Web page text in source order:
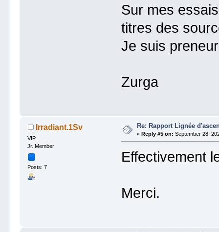
Sur mes
titres des
Je suis
Zurga
Irradiant.1Sv
VIP
Jr. Member
Posts: 7
Re: Rapport Lignée
«Reply #5 on: September 28,
Effectivement
Merci.